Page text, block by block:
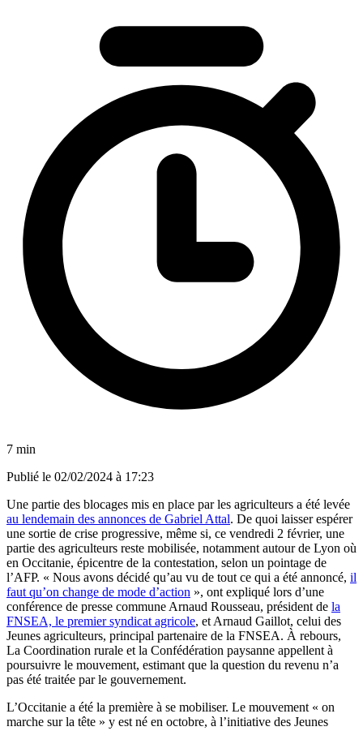
7 min
Publié le 02/02/2024 à 17:23
Une partie des blocages mis en place par les agriculteurs a été levée
au lendemain des annonces de Gabriel Attal. De quoi laisser espérer
une sortie de crise progressive, même si, ce vendredi 2 février, une
partie des agriculteurs reste mobilisée, notamment autour de Lyon où
en Occitanie, épicentre de la contestation, selon un pointage de
l’AFP. « Nous avons décidé qu’au vu de tout ce qui a été annoncé, il
faut qu’on change de mode d’action », ont expliqué lors d’une
conférence de presse commune Arnaud Rousseau, président de la
FNSEA, le premier syndicat agricole, et Arnaud Gaillot, celui des
Jeunes agriculteurs, principal partenaire de la FNSEA. À rebours,
La Coordination rurale et la Confédération paysanne appellent à
poursuivre le mouvement, estimant que la question du revenu n’a
pas été traitée par le gouvernement.
L’Occitanie a été la première à se mobiliser. Le mouvement « on
marche sur la tête » y est né en octobre, à l’initiative des Jeunes